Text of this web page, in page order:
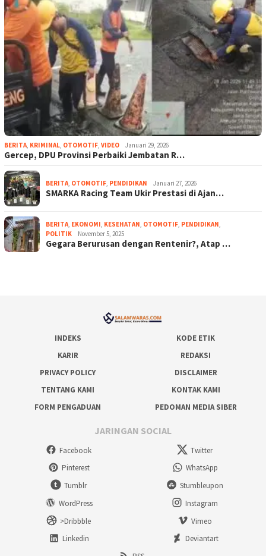
BERITA KRIMINAL OTOMOTIF VIDEO Januari 29, 2026
Gercep, DPU Provinsi Perbaiki Jembatan R…
BERITA OTOMOTIF PENDIDIKAN Januari 27, 2026
SMARKA Racing Team Ukir Prestasi di Ajan…
BERITA EKONOMI KESEHATAN OTOMOTIF PENDIDIKAN
POLITIK
November 5, 2025
Gegara Berurusan dengan Rentenir?, Atap …
INDEKS
KODE ETIK
KARIR
REDAKSI
PRIVACY POLICY
DISCLAIMER
TENTANG KAMI
KONTAK KAMI
FORM PENGADUAN
PEDOMAN MEDIA SIBER
JARINGAN SOCIAL
Facebook
Twitter
Pinterest
WhatsApp
Tumblr
Stumbleupon
WordPress
Instagram
>Dribbble
Vimeo
Linkedin
Deviantart